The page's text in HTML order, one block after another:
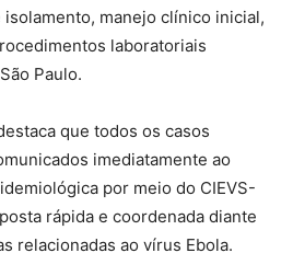
manejo clínico inicial,
laboratoriais
Paulo.
que todos os casos
imediatamente ao
por meio do CIEVS-
rápida e coordenada diante
relacionadas ao vírus Ebola.